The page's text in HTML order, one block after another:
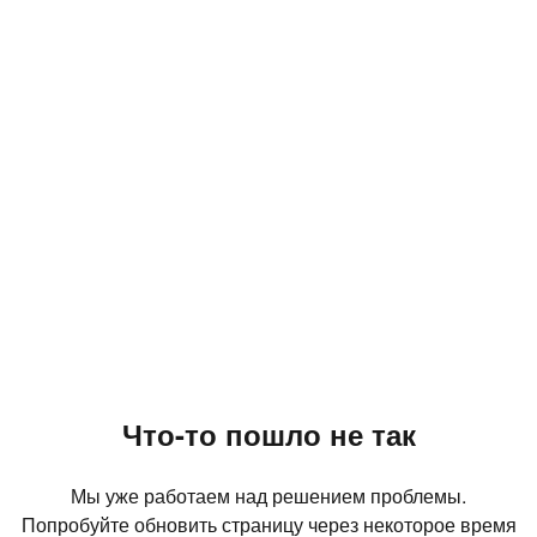
Что-то пошло не так
Мы уже работаем над решением проблемы.
Попробуйте обновить страницу через некоторое время